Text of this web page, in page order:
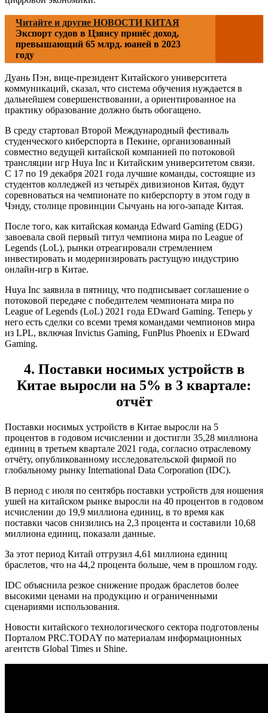
Читайте и другие НОВОСТИ КИТАЯ
Экспорт судов в Цзянсу принёс доход,
превышающий 65 млрд. юаней в 2023
году
Дуань Пэн, вице-президент Китайского университета
коммуникаций, сказал, что система обучения нуждается в
дальнейшем совершенствовании, а ориентированное на
практику образование должно быть обогащено.
В среду стартовал Второй Международный фестиваль
студенческого киберспорта в Пекине, организованный
совместно ведущей китайской компанией по потоковой
трансляции игр Huya Inc и Китайским университетом связи.
С 17 по 19 декабря 2021 года лучшие команды, состоящие из
студентов колледжей из четырёх дивизионов Китая, будут
соревноваться на чемпионате по киберспорту в этом году в
Чэнду, столице провинции Сычуань на юго-западе Китая.
После того, как китайская команда Edward Gaming (EDG)
завоевала свой первый титул чемпиона мира по League of
Legends (LoL), рынки отреагировали стремлением
инвестировать и модернизировать растущую индустрию
онлайн-игр в Китае.
Huya Inc заявила в пятницу, что подписывает соглашение о
потоковой передаче с победителем чемпионата мира по
League of Legends (LoL) 2021 года EDward Gaming. Теперь у
него есть сделки со всеми тремя командами чемпионов мира
из LPL, включая Invictus Gaming, FunPlus Phoenix и EDward
Gaming.
4. Поставки носимых устройств в
Китае выросли на 5% в 3 квартале:
отчёт
Поставки носимых устройств в Китае выросли на 5
процентов в годовом исчислении и достигли 35,28 миллиона
единиц в третьем квартале 2021 года, согласно отраслевому
отчёту, опубликованному исследовательской фирмой по
глобальному рынку International Data Corporation (IDC).
В период с июля по сентябрь поставки устройств для ношения
ушей на китайском рынке выросли на 40 процентов в годовом
исчислении до 19,9 миллиона единиц, в то время как
поставки часов снизились на 2,3 процента и составили 10,68
миллиона единиц, показали данные.
За этот период Китай отгрузил 4,61 миллиона единиц
браслетов, что на 44,2 процента больше, чем в прошлом году.
IDC объяснила резкое снижение продаж браслетов более
высокими ценами на продукцию и ограниченными
сценариями использования.
Новости китайского технологического сектора подготовлены
Порталом PRC.TODAY по материалам информационных
агентств Global Times и Shine.